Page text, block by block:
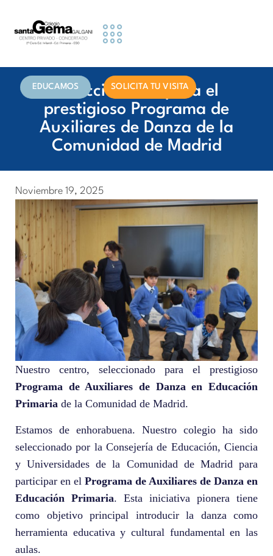
EDUCAMOS SOLICITA TU VISITA
Seleccionados para el
prestigioso Programa de
Auxiliares de Danza de la
Comunidad de Madrid
Noviembre 19, 2025
Nuestro centro, seleccionado para el prestigioso
Programa de Auxiliares de Danza en Educación
Primaria de la Comunidad de Madrid.
Estamos de enhorabuena. Nuestro colegio ha sido
seleccionado por la Consejería de Educación, Ciencia
y Universidades de la Comunidad de Madrid para
participar en el Programa de Auxiliares de Danza en
Educación Primaria. Esta iniciativa pionera tiene
como objetivo principal introducir la danza como
herramienta educativa y cultural fundamental en las
aulas.